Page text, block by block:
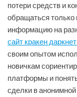
потери средств и
обращаться только
информацию на
сайт кракен
своим опытом
новичкам
платформы и
сделки в